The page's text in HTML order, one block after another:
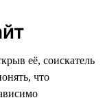
её, соискатель
что